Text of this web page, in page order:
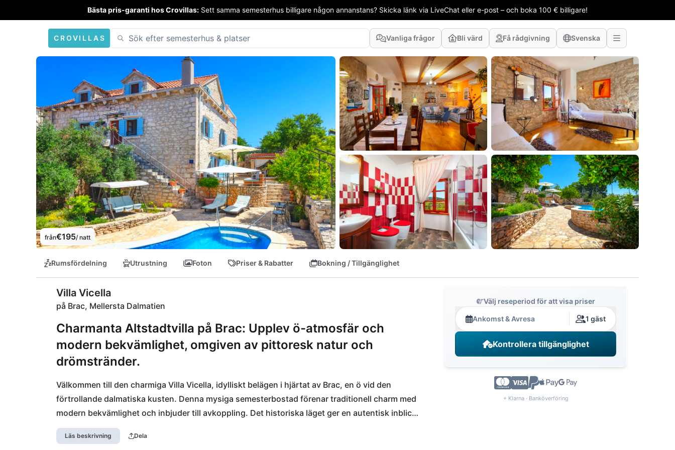
Bästa pris-garanti hos Crovillas: Sett samma semesterhus billigare någon annanstans? Skicka länk via LiveChat eller e-post – och boka 100 € billigare!
CROVILLAS Vanliga frågor Bli värd Få rådgivning Svenska
från€195/ natt
Rumsfördelning Utrustning Foton Priser & Rabatter Bokning / Tillgänglighet
Villa Vicella
på Brac, Mellersta Dalmatien
Charmanta Altstadtvilla på Brac: Upplev ö-atmosfär och
modern bekvämlighet, omgiven av pittoresk natur och
drömstränder.
Välkommen till den charmiga Villa Vicella, idylliskt belägen i hjärtat av Brac, en ö vid den
förtrollande dalmatiska kusten. Denna mysiga semesterbostad förenar traditionell charm med
modern bekvämlighet och inbjuder till avkoppling. Det historiska läget ger en autentisk inblick i
det kroatiska livet på ön.
Läs beskrivning Dela
Välj reseperiod för att visa priser
Ankomst & Avresa 1 gäst
Kontrollera tillgänglighet
+ Klarna · Banköverföring